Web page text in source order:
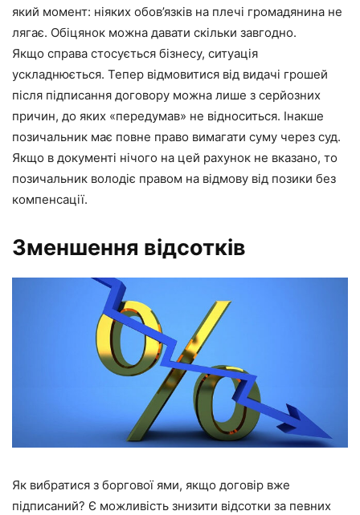
який момент: ніяких обов’язків на плечі громадянина не
лягає. Обіцянок можна давати скільки завгодно.
Якщо справа стосується бізнесу, ситуація
ускладнюється. Тепер відмовитися від видачі грошей
після підписання договору можна лише з серйозних
причин, до яких «передумав» не відноситься. Інакше
позичальник має повне право вимагати суму через суд.
Якщо в документі нічого на цей рахунок не вказано, то
позичальник володіє правом на відмову від позики без
компенсації.
Зменшення відсотків
Як вибратися з боргової ями, якщо договір вже
підписаний? Є можливість знизити відсотки за певних